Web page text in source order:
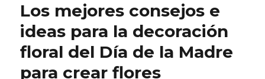
Los mejores consejos e
ideas para la decoración
floral del Día de la Madre
para crear flores